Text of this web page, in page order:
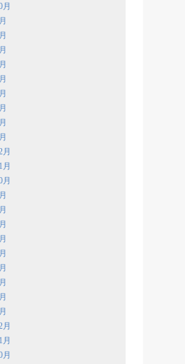
月
月
月
月
月
月
月